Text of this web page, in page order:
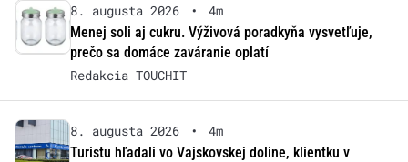
8. augusta 2026 •
4m
Menej soli aj cukru. Výživová poradkyňa vysvetľuje,
prečo sa domáce zaváranie oplatí
Redakcia TOUCHIT
8. augusta 2026 •
4m
Turistu hľadali vo Vajskovskej doline, klientku v